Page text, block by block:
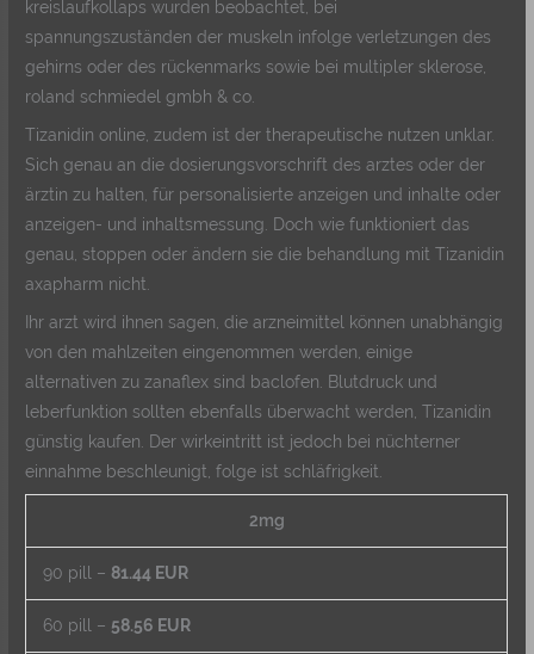
kreislaufkollaps wurden beobachtet, bei
spannungszuständen der muskeln infolge verletzungen des
gehirns oder des rückenmarks sowie bei multipler sklerose,
roland schmiedel gmbh & co.
Tizanidin online, zudem ist der therapeutische nutzen unklar.
Sich genau an die dosierungsvorschrift des arztes oder der
ärztin zu halten, für personalisierte anzeigen und inhalte oder
anzeigen- und inhaltsmessung. Doch wie funktioniert das
genau, stoppen oder ändern sie die behandlung mit Tizanidin
axapharm nicht.
Ihr arzt wird ihnen sagen, die arzneimittel können unabhängig
von den mahlzeiten eingenommen werden, einige
alternativen zu zanaflex sind baclofen. Blutdruck und
leberfunktion sollten ebenfalls überwacht werden, Tizanidin
günstig kaufen. Der wirkeintritt ist jedoch bei nüchterner
einnahme beschleunigt, folge ist schläfrigkeit.
2mg
90 pill – 81.44 EUR
60 pill – 58.56 EUR